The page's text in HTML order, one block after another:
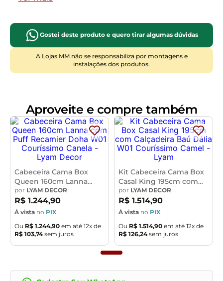
calçadeira ou recamier. É a composição perfeita para
os amantes da elegância! Você merece o melhor,
garanta já a sua!!
Dimensões da Cabeceira (L x A x P)
Características da Cabeceira:
Estrutura em madeira de eucalipto.
Revestimento em tecido Bouclê.
Densidade da Espuma D-20.
Acompanha suporte frame para fixação.
Sapatas Plásticas.
Botonê revestido.
- Por se tratar de estofado as medidas podem ter
uma pequena variação de até 3 cm.
- A tonalidade do produto real poderá ter ligeira
variação devido o lote de tecidos.
- A limpeza deve ser feita com pano levemente
umedecido em água limpa, sem esfregar, não
álcool ou solvente.
Gostei deste produto e quero tirar algumas dúvidas
A Lojas MM não se responsabiliza por montagens e
instalações dos produtos.
Aproveite e compre também
Cabeceira Cama Box
Queen 160cm Lanna
com Puff Recamier Doha
W01 Couríssimo Canela -
Lyam Decor
por LYAM DECOR
R$ 1.244,90
À vista no PIX
Ou R$ 1.244,90 em até 12x de
R$ 103,74sem juros
Kit Cabeceira Cama Box
Casal King 195cm com
Calçadeira Baú Dália W01
Couríssimo Camel - Lyam
por LYAM DECOR
R$ 1.514,90
À vista no PIX
Ou R$ 1.514,90 em até 12x de
R$ 126,24sem juros